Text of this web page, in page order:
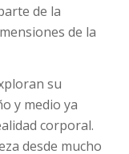
de la
de la
su
y medio ya
corporal.
desde mucho